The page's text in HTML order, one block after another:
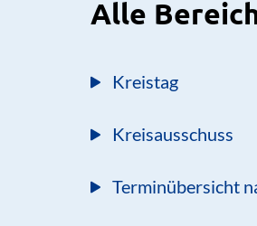
Alle
Kreistag
Kreisausschuss
Terminübersicht